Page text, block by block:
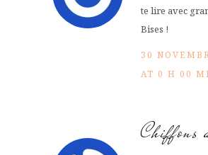
te lire avec
Bises !
30
AT 0 H 00
Chiffons